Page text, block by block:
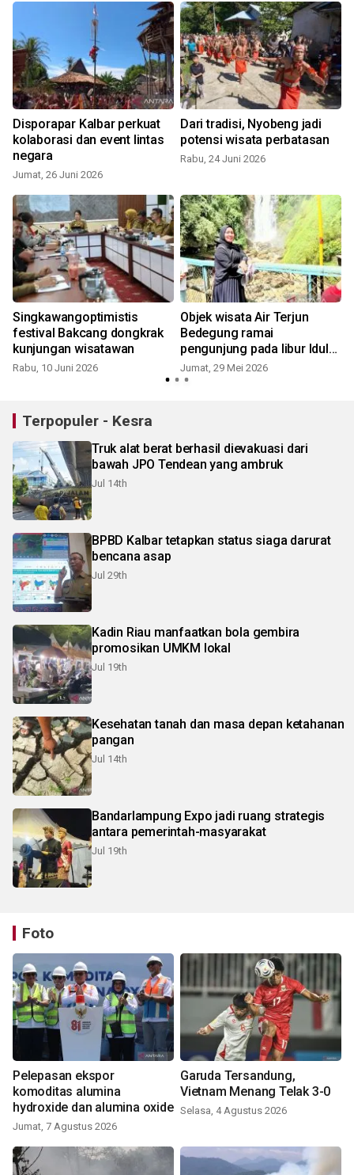
Disporapar Kalbar perkuat
kolaborasi dan event lintas
negara
Jumat, 26 Juni 2026
Dari tradisi, Nyobeng jadi
potensi wisata perbatasan
Rabu, 24 Juni 2026
Singkawangoptimistis
festival Bakcang dongkrak
kunjungan wisatawan
Rabu, 10 Juni 2026
Objek wisata Air Terjun
Bedegung ramai
pengunjung pada libur Idul
Adha
Jumat, 29 Mei 2026
Terpopuler - Kesra
Truk alat berat berhasil dievakuasi dari
bawah JPO Tendean yang ambruk
Jul 14th
BPBD Kalbar tetapkan status siaga darurat
bencana asap
Jul 29th
Kadin Riau manfaatkan bola gembira
promosikan UMKM lokal
Jul 19th
Kesehatan tanah dan masa depan ketahanan
pangan
Jul 14th
Bandarlampung Expo jadi ruang strategis
antara pemerintah-masyarakat
Jul 19th
Foto
Pelepasan ekspor
komoditas alumina
hydroxide dan alumina oxide
Jumat, 7 Agustus 2026
Garuda Tersandung,
Vietnam Menang Telak 3-0
Selasa, 4 Agustus 2026